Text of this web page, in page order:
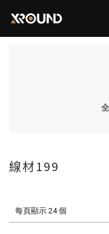
線材199
每頁顯示 24 個